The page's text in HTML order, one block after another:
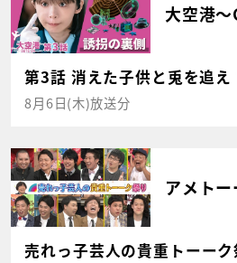
大空港
第3話 消えた子供と兎を追え
8月6日(木)放送分
アメトー
売れっ子芸人の貴重トーー